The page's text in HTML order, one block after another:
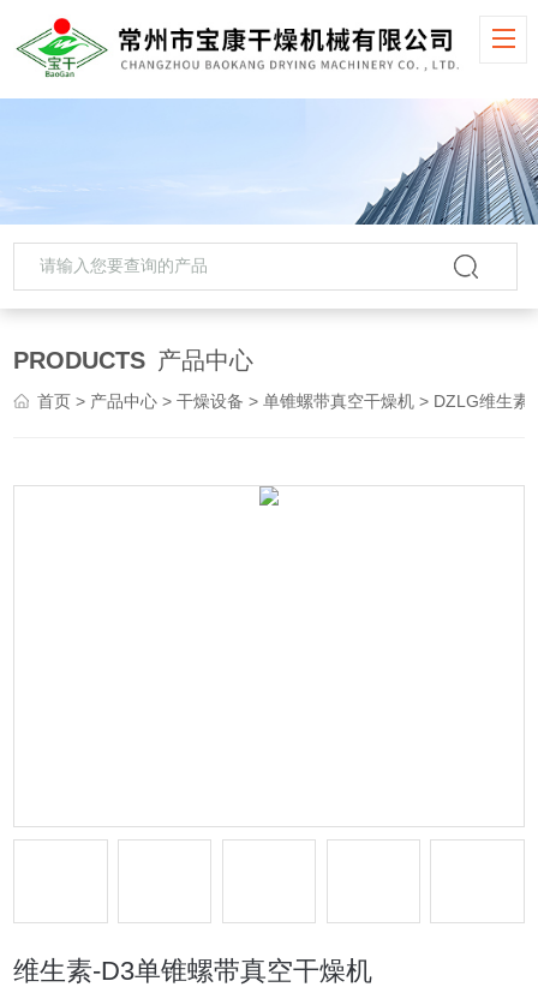
PRODUCTS 产品中心
首页 > 产品中心 >干燥设备 >单锥螺带真空干燥机 > DZLG维生素-D3单锥螺带真空干燥机
维生素-D3单锥螺带真空干燥机